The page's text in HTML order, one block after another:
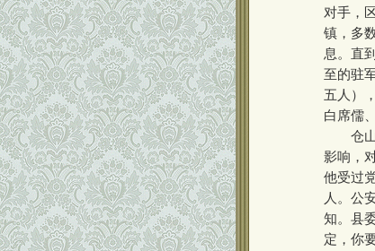
对手，
镇，多
息。直
至的驻
五人）
白席儒
仓山
影响，
他受过
人。公
知。县
定，你